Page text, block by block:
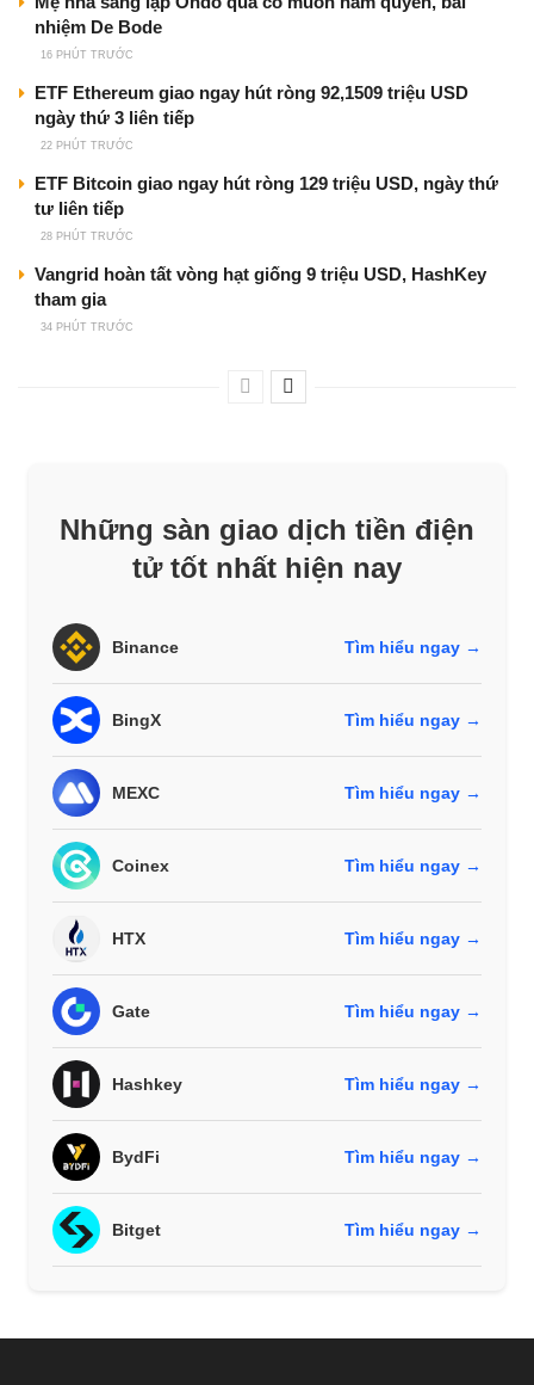
nhiệm De Bode
16 PHÚT TRƯỚC
ETF Ethereum giao ngay hút ròng 92,1509 triệu USD
ngày thứ 3 liên tiếp
22 PHÚT TRƯỚC
ETF Bitcoin giao ngay hút ròng 129 triệu USD, ngày thứ
tư liên tiếp
28 PHÚT TRƯỚC
Vangrid hoàn tất vòng hạt giống 9 triệu USD, HashKey
tham gia
34 PHÚT TRƯỚC
Những sàn giao dịch tiền điện
tử tốt nhất hiện nay
Binance Tìm hiểu ngay →
BingX Tìm hiểu ngay →
MEXC Tìm hiểu ngay →
Coinex Tìm hiểu ngay →
HTX Tìm hiểu ngay →
Gate Tìm hiểu ngay →
Hashkey Tìm hiểu ngay →
BydFi Tìm hiểu ngay →
Bitget Tìm hiểu ngay →